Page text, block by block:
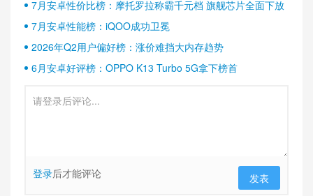
7月安卓性价比榜：摩托罗拉称霸千元档 旗舰芯片全面下放
7月安卓性能榜：iQOO成功卫冕
2026年Q2用户偏好榜：涨价难挡大内存趋势
6月安卓好评榜：OPPO K13 Turbo 5G拿下榜首
登录后才能评论 发表